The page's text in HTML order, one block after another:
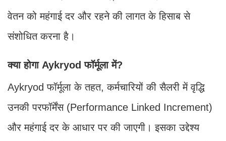
वेतन को महंगाई दर और रहने की लागत के हिसाब से
संशोधित करना है।
क्या होगा Aykryod फॉर्मूला में?
Aykryod फॉर्मूला के तहत, कर्मचारियों की सैलरी में वृद्धि
उनकी परफॉर्मेंस (Performance Linked Increment)
और महंगाई दर के आधार पर की जाएगी। इसका उद्देश्य